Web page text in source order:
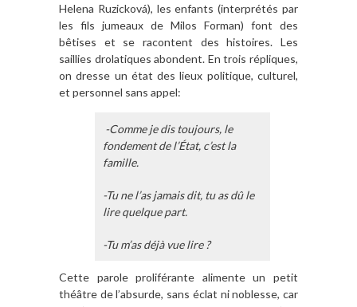
Helena Ruzicková), les enfants (interprétés par
les fils jumeaux de Milos Forman) font des
bêtises et se racontent des histoires. Les
saillies drolatiques abondent. En trois répliques,
on dresse un état des lieux politique, culturel,
et personnel sans appel:
-Comme je dis toujours, le
fondement de l’État, c’est la
famille.
-Tu ne l’as jamais dit, tu as dû le
lire quelque part.
-Tu m’as déjà vue lire ?
Cette parole proliférante alimente un petit
théâtre de l’absurde, sans éclat ni noblesse, car